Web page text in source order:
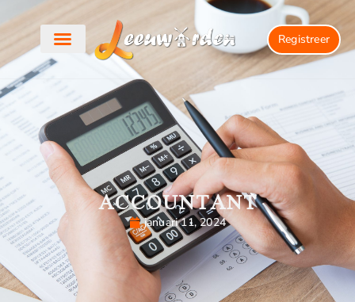
Registreer
ACCOUNTANT
januari 11, 2024